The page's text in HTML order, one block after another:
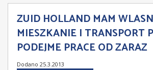
ZUID HOLLAND MAM
MIESZKANIE I TRANSPORT
PODEJME PRACE OD ZARAZ
Dodano 25.3.2013